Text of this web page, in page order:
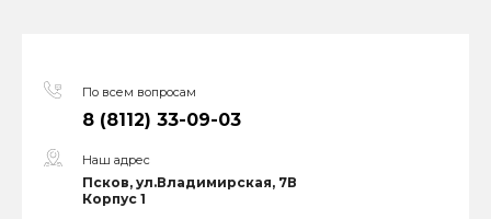
По всем вопросам
8 (8112) 33-09-03
Наш адрес
Псков, ул.Владимирская, 7В
Корпус 1